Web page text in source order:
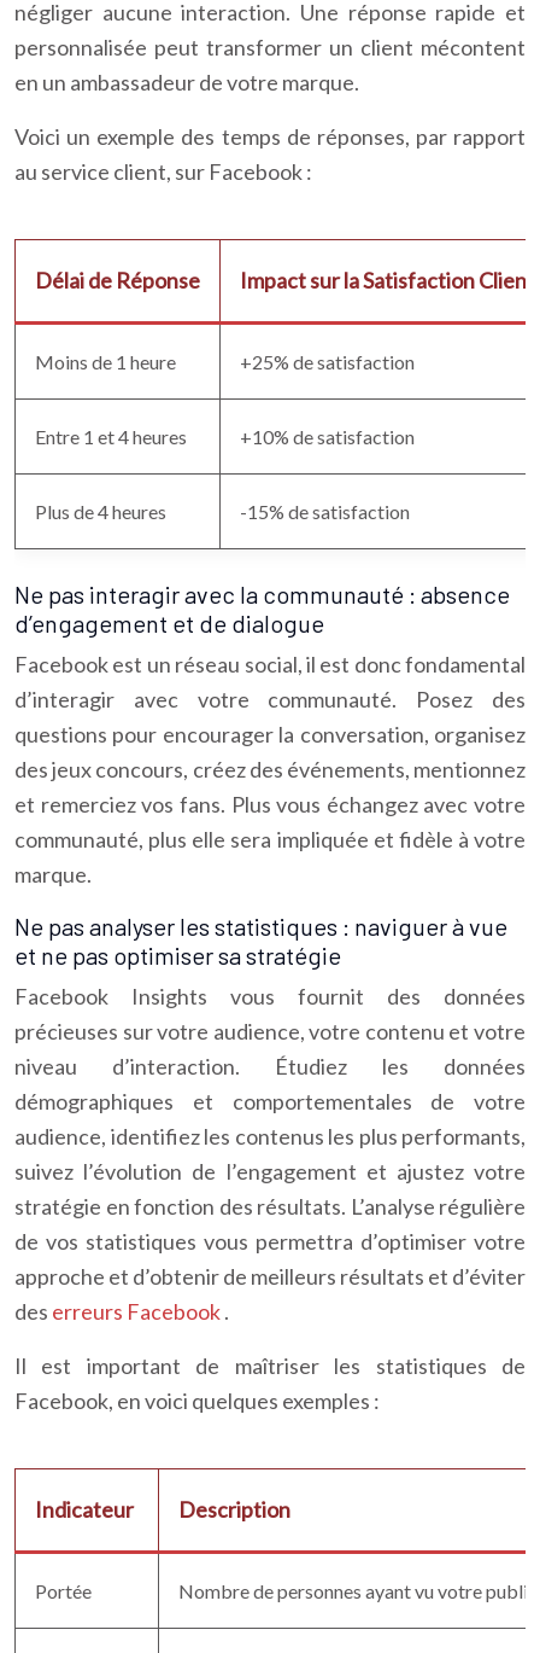
négliger aucune interaction. Une réponse rapide et
personnalisée peut transformer un client mécontent
en un ambassadeur de votre marque.
Voici un exemple des temps de réponses, par rapport
au service client, sur Facebook :
Délai de Réponse Impact sur la Satisfaction Client
Moins de 1 heure +25% de satisfaction
Entre 1 et 4 heures +10% de satisfaction
Plus de 4 heures -15% de satisfaction
Ne pas interagir avec la communauté : absence
d’engagement et de dialogue
Facebook est un réseau social, il est donc fondamental
d’interagir avec votre communauté. Posez des
questions pour encourager la conversation, organisez
des jeux concours, créez des événements, mentionnez
et remerciez vos fans. Plus vous échangez avec votre
communauté, plus elle sera impliquée et fidèle à votre
marque.
Ne pas analyser les statistiques : naviguer à vue
et ne pas optimiser sa stratégie
Facebook Insights vous fournit des données
précieuses sur votre audience, votre contenu et votre
niveau d’interaction. Étudiez les données
démographiques et comportementales de votre
audience, identifiez les contenus les plus performants,
suivez l’évolution de l’engagement et ajustez votre
stratégie en fonction des résultats. L’analyse régulière
de vos statistiques vous permettra d’optimiser votre
approche et d’obtenir de meilleurs résultats et d’éviter
des erreurs Facebook.
Il est important de maîtriser les statistiques de
Facebook, en voici quelques exemples :
Indicateur Description
Portée Nombre de personnes ayant vu votre